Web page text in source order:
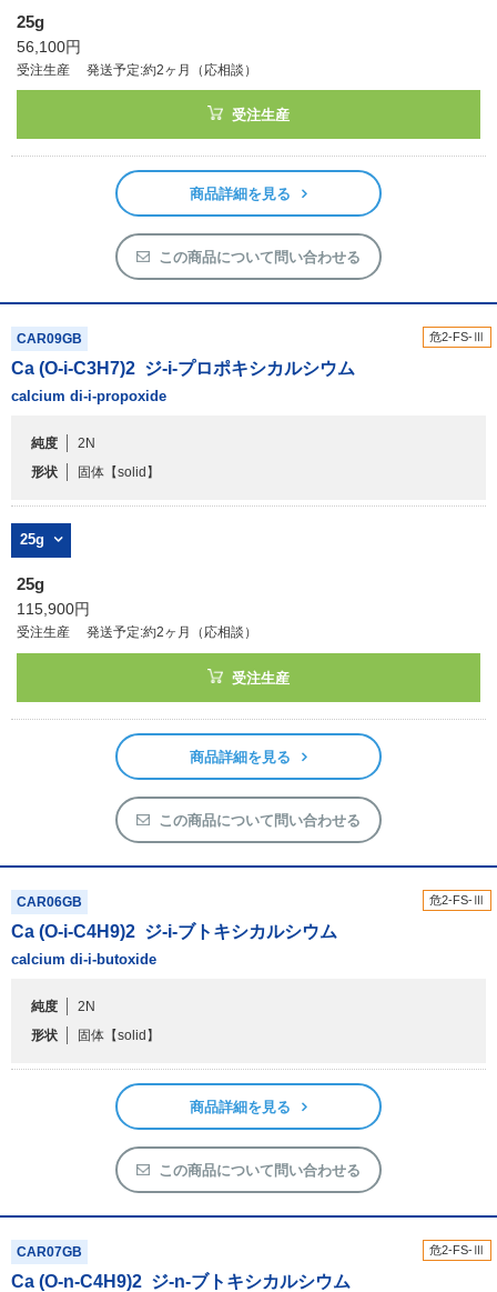
25g
56,100円
受注生産 発送予定:約2ヶ月（応相談）
受注生産
商品詳細を見る
この商品について問い合わせる
危2-FS-Ⅲ
CAR09GB
Ca (O-i-C3H7)2 ジ-i-プロポキシカルシウム
calcium di-i-propoxide
純度
2N
形状
固体 【solid】
25g
25g
115,900円
受注生産 発送予定:約2ヶ月（応相談）
受注生産
商品詳細を見る
この商品について問い合わせる
危2-FS-Ⅲ
CAR06GB
Ca (O-i-C4H9)2 ジ-i-ブトキシカルシウム
calcium di-i-butoxide
純度
2N
形状
固体 【solid】
商品詳細を見る
この商品について問い合わせる
危2-FS-Ⅲ
CAR07GB
Ca (O-n-C4H9)2 ジ-n-ブトキシカルシウム